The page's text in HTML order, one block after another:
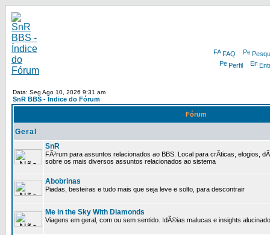
FAQ
Perfil
Data: Seg Ago 10, 2026 9:31 am
SnR BBS - Índice do Fórum
Fórum
Geral
SnR
FÃ³rum para assuntos relacionados ao BBS. Local para crÃ­ticas, elogios,
sobre os mais diversos assuntos relacionados ao sistema
Abobrinas
Piadas, besteiras e tudo mais que seja leve e solto, para descontrair
Me in the Sky With Diamonds
Viagens em geral, com ou sem sentido. IdÃ©ias malucas e insights